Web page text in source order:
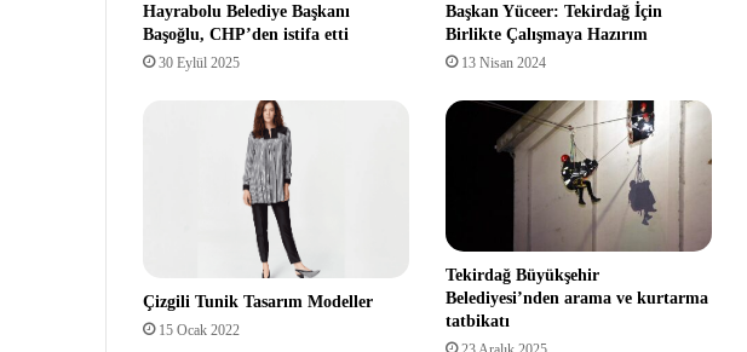
Hayrabolu Belediye Başkanı
Başoğlu, CHP’den istifa etti
30 Eylül 2025
Başkan Yüceer: Tekirdağ İçin
Birlikte Çalışmaya Hazırım
13 Nisan 2024
Çizgili Tunik Tasarım Modeller
15 Ocak 2022
Tekirdağ Büyükşehir
Belediyesi’nden arama ve kurtarma
tatbikatı